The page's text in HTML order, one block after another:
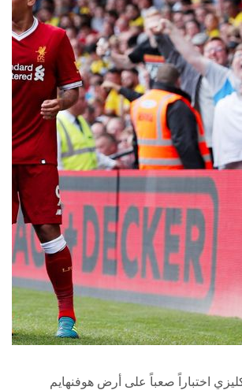
اختباراً صعباً على أرض هوفنهايم